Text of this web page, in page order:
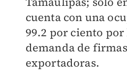
cuenta con una
99.2 por ciento
demanda de firmas
exportadoras.